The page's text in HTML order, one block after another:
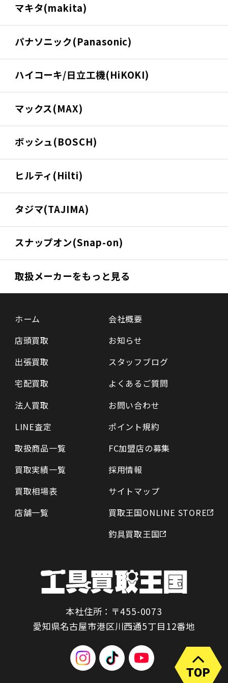
マキタ(makita)
パナソニック(Panasonic)
ハイコーキ/日立工機(HiKOKI)
マックス(MAX)
ボッシュ(BOSCH)
ヒルティ(Hilti)
タジマ(TAJIMA)
スナップオン(Snap-on)
取扱メーカーをもっと見る
ホーム
店頭買取
出張買取
宅配買取
法人買取
LINE査定
取扱商品一覧
買取実績一覧
買取相場表
店舗一覧
会社概要
お知らせ
スタッフブログ
よくあるご質問
お問い合わせ
ポイント規約
FC加盟店の募集
採用情報
サイトマップ
買取王国ONLINE STORE
釣具買取王国
本社住所：〒455-0073
愛知県名古屋市港区川西通5丁目12番地